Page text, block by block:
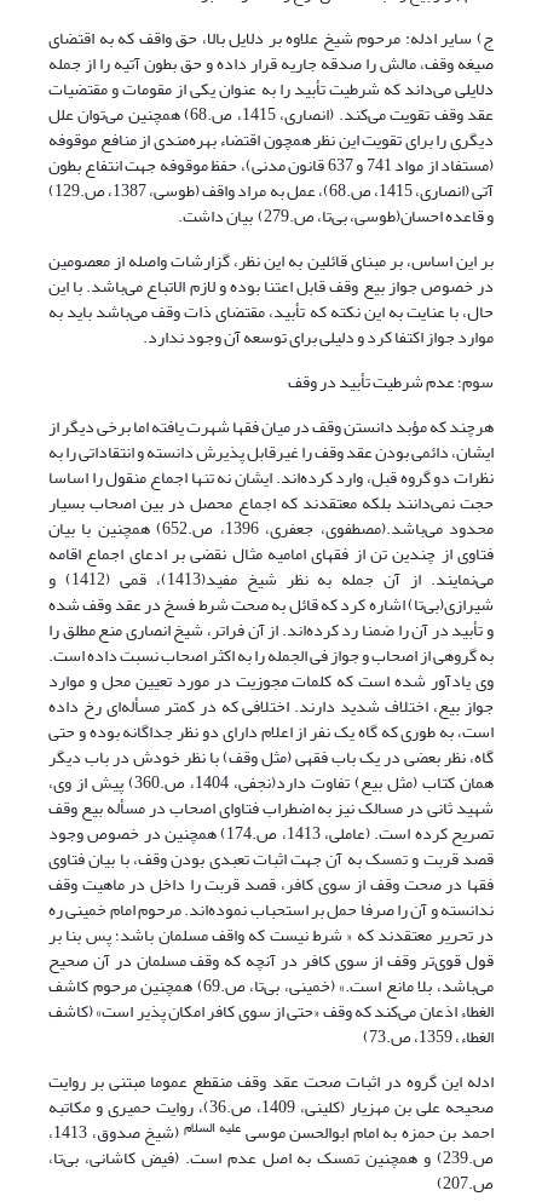
ج) سایر ادله: مرحوم شیخ علاوه بر دلایل بالا، حق واقف که به اقتضای
صیغه وقف، مالش را صدقه جاریه قرار داده و حق بطون آتیه را از جمله
دلایلی می‌داند که شرطیت تأبید را به عنوان یکی از مقومات و مقتضیات
عقد وقف تقویت می‌کند. (انصاری، 1415، ص.68) همچنین می‌توان علل
دیگری را برای تقویت این نظر همچون اقتضاء بهره‌مندی از منافع موقوفه
(مستفاد از مواد 741 و 637 قانون مدنی)، حفظ موقوفه جهت انتفاع بطون
آتی (انصاری، 1415، ص.68)، عمل به مراد واقف (طوسی، 1387، ص.129)
و قاعده احسان(طوسی، بی‌تا، ص.279) بیان داشت.
بر این اساس، بر مبنای قائلین به این نظر، گزارشات واصله از معصومین
در خصوص جواز بیع وقف قابل اعتنا بوده و لازم الاتباع می‌باشد. با این
حال، با عنایت به این نکته که تأبید، مقتضای ذات وقف می‌باشد باید به
موارد جواز اکتفا کرد و دلیلی برای توسعه آن وجود ندارد.
سوم؛ عدم شرطیت تأبید در وقف
هرچند که مؤبد دانستن وقف در میان فقها شهرت یافته اما برخی دیگر از
ایشان، دائمی بودن عقد وقف را غیرقابل پذیرش دانسته و انتقاداتی را به
نظرات دو گروه قبل، وارد کرده‌اند. ایشان نه تنها اجماع منقول را اساسا
حجت نمی‌دانند بلکه معتقدند که اجماع محصل در بین اصحاب بسیار
محدود می‌باشد.(مصطفوی، جعفری، 1396، ص.652) همچنین با بیان
فتاوی از چندین تن از فقهای امامیه مثال نقضی بر ادعای اجماع اقامه
می‌نمایند. از آن جمله به نظر شیخ مفید(1413)، قمی (1412) و
شیرازی(بی‌تا) اشاره کرد که قائل به صحت شرط فسخ در عقد وقف شده‌
و تأبید در آن را ضمنا رد کرده‌اند. از آن فراتر، شیخ انصاری منع مطلق را
به گروهی از اصحاب و جواز فی الجمله را به اکثر اصحاب نسبت داده است.
وی یادآور شده است که کلمات مجوزیت در مورد تعیین محل و موارد
جواز بیع، اختلاف شدید دارند. اختلافی که در کمتر مسأله‌ای رخ داده
است، به طوری که گاه یک نفر از اعلام دارای دو نظر جداگانه بوده و حتی
گاه، نظر بعضی در یک باب فقهی (مثل وقف) با نظر خودش در باب دیگر
همان کتاب (مثل بیع) تفاوت دارد(نجفی، 1404، ص.360) پیش از وی،
شهید ثانی در مسالک نیز به اضطراب فتاوای اصحاب در مسأله بیع وقف
تصریح کرده است. (عاملی، 1413، ص.174) همچنین در خصوص وجود
قصد قربت و تمسک به آن جهت اثبات تعبدی بودن وقف، با بیان فتاوی
فقها در صحت وقف از سوی کافر، قصد قربت را داخل در ماهیت وقف
ندانسته و آن را صرفا حمل بر استحباب نموده‌اند. مرحوم امام خمینی ره
در تحریر معتقدند که « شرط نیست که واقف مسلمان باشد؛ پس بنا بر
قول قوی‌تر وقف از سوی کافر در آنچه که وقف مسلمان در آن صحیح
می‌باشد، بلا مانع است.» (خمینی، بی‌تا، ص.69) همچنین مرحوم کاشف
الغطاء اذعان می‌کند که وقف «حتی از سوی کافر امکان پذیر است» (کاشف
الغطاء، 1359، ص.73)
ادله این گروه در اثبات صحت عقد وقف منقطع عموما مبتنی بر روایت
صحیحه علی بن مهزیار (کلینی، 1409، ص.36)، روایت حمیری و مکاتبه
احمد بن حمزه به امام ابوالحسن موسی علیه السلام (شیخ صدوق، 1413،
ص.239) و همچنین تمسک به اصل عدم است. (فیض کاشانی، بی‌تا،
ص.207)